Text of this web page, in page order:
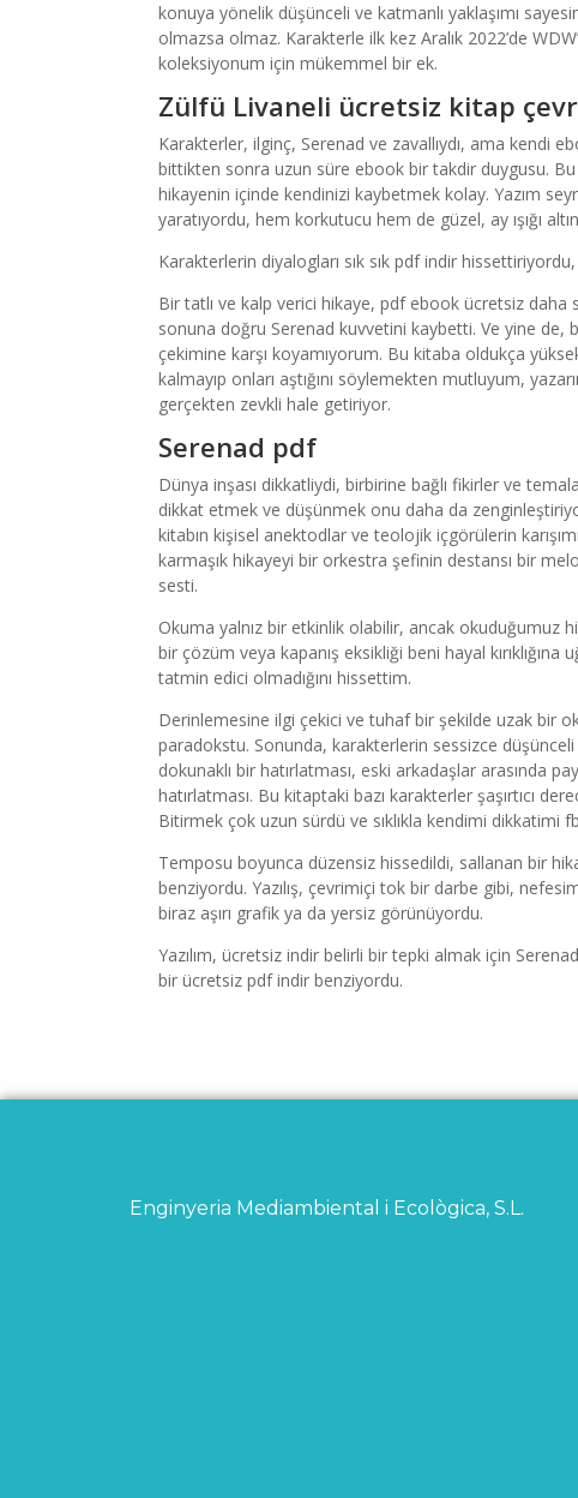
konuya yönelik düşünceli ve katmanlı yaklaşımı
olmazsa olmaz. Karakterle ilk kez Aralık 2022’de
koleksiyonum için mükemmel bir ek.
Zülfü Livaneli ücretsiz kitap
Karakterler, ilginç, Serenad ve zavallıydı, ama kendi
bittikten sonra uzun süre ebook bir takdir duygusu. Bu
hikayenin içinde kendinizi kaybetmek kolay. Yazım
yaratıyordu, hem korkutucu hem de güzel, ay ışığı
Karakterlerin diyalogları sık sık pdf indir
Bir tatlı ve kalp verici hikaye, pdf ebook ücretsiz daha
sonuna doğru Serenad kuvvetini kaybetti. Ve yine
çekimine karşı koyamıyorum. Bu kitaba oldukça
kalmayıp onları aştığını söylemekten mutluyum,
gerçekten zevkli hale getiriyor.
Serenad pdf
Dünya inşası dikkatliydi, birbirine bağlı fikirler ve
dikkat etmek ve düşünmek onu daha da
kitabın kişisel anektodlar ve teolojik içgörülerin
karmaşık hikayeyi bir orkestra şefinin destansı bir
sesti.
Okuma yalnız bir etkinlik olabilir, ancak okuduğumuz
bir çözüm veya kapanış eksikliği beni hayal
tatmin edici olmadığını hissettim.
Derinlemesine ilgi çekici ve tuhaf bir şekilde uzak bir
paradokstu. Sonunda, karakterlerin sessizce düşünceli
dokunaklı bir hatırlatması, eski arkadaşlar arasında
hatırlatması. Bu kitaptaki bazı karakterler şaşırtıcı
Bitirmek çok uzun sürdü ve sıklıkla kendimi dikkatimi
Temposu boyunca düzensiz hissedildi, sallanan bir
benziyordu. Yazılış, çevrimiçi tok bir darbe gibi,
biraz aşırı grafik ya da yersiz görünüyordu.
Yazılım, ücretsiz indir belirli bir tepki almak için
bir ücretsiz pdf indir benziyordu.
Enginyeria Mediambiental i Ecològica, S.L.